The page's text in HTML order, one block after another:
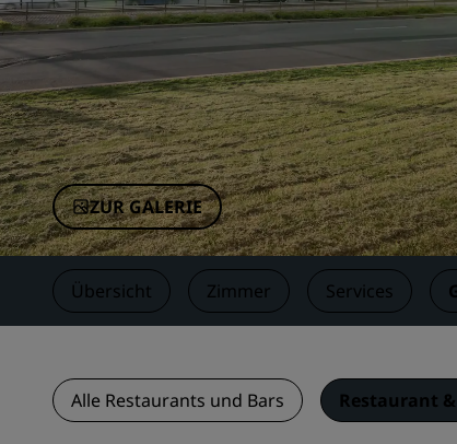
Verbundene Marken in China
ZUR GALERIE
Übersicht Zimmer Services
Alle Restaurants und Bars Restaurant